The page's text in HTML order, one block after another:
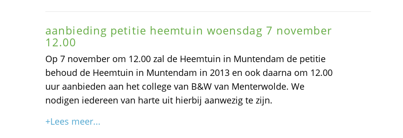
aanbieding petitie heemtuin woensdag 7 november
12.00
Op 7 november om 12.00 zal de Heemtuin in Muntendam de petitie
behoud de Heemtuin in Muntendam in 2013 en ook daarna om 12.00
uur aanbieden aan het college van B&W van Menterwolde. We
nodigen iedereen van harte uit hierbij aanwezig te zijn.
+Lees meer...